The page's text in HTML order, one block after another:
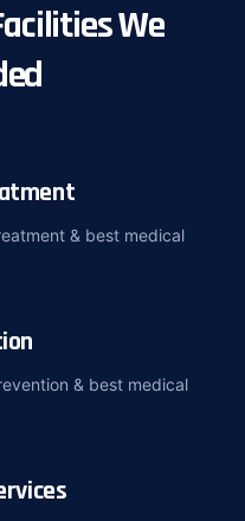
We
& best medical
& best medical